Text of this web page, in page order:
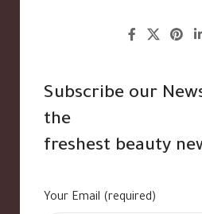
Subscribe our
the
freshest beauty
Your Email (required)